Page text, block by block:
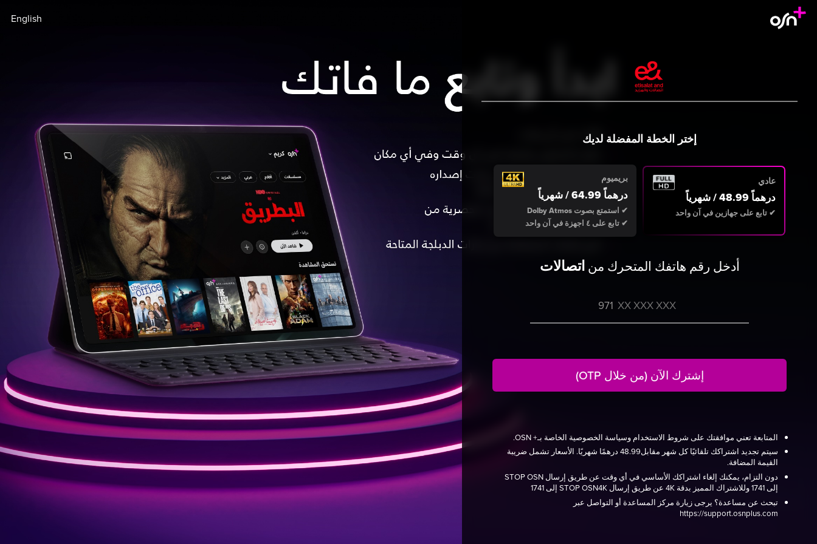
English
إختر الخطة المفضلة لديك
عادي
درهماً 48.99 / شهرياً
✔ تابع على جهازين في آن واحد
بريميوم
درهماً 64.99 / شهرياً
✔ استمتع بصوت Dolby Atmos
✔ تابع على ٤ اجهزة في آن واحد
أدخل رقم هاتفك المتحرك مناتصالات
971
إشترك الآن (من خلال OTP)
المتابعة تعني موافقتك على شروط الاستخدام وسياسة الخصوصية الخاصة بـ+ OSN.
سيتم تجديد اشتراكك تلقائيًا كل شهر مقابل48.99 درهمًا شهريًا. الأسعار تشمل ضريبة
القيمة المضافة.
دون التزام، يمكنك إلغاء اشتراكك الأساسي في أي وقت عن طريق إرسال STOP OSN
إلى 1741 وللاشتراك المميز بدقة 4K عن طريق إرسال STOP OSN4K إلى 1741
تبحث عن مساعدة؟ يرجى زيارة مركز المساعدة أو التواصل عبر
https://support.osnplus.com